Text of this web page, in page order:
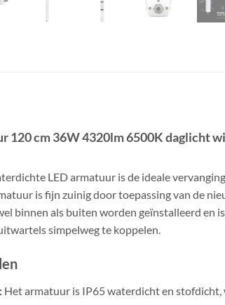
120 cm 36W 4320lm 6500K daglicht
LED armatuur is de ideale
is fijn zuinig door toepassing van de
binnen als buiten worden geïnstalleerd en
simpelweg te koppelen.
Het armatuur is IP65 waterdicht en stofdicht,